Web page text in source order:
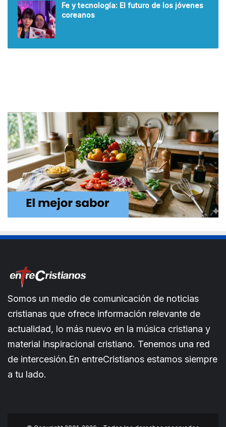
Fe y tecnología: El futuro de los jóvenes
coreanos
Somos un medio de comunicación de noticias
cristianas que ofrece información relevante de
actualidad, lo más nuevo en la música cristiana y
material inspiracional cristiano. Tenemos una red
de intercesión.En entreCristianos estamos siempre
a tu lado.